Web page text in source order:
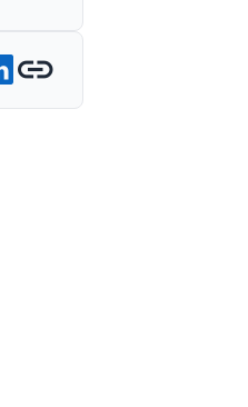
Facebook
on LinkedIn
Copy link